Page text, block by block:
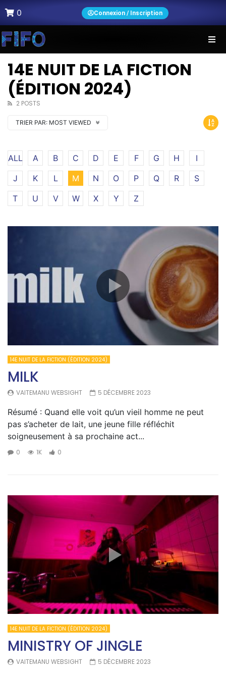
0 Connexion / Inscription
14E NUIT DE LA FICTION
(ÉDITION 2024)
2 POSTS
TRIER PAR: MOST VIEWED
ALL A B C D E F G H
I
J
K L M N O P Q R
S
T
U V W X Y Z
14E NUIT DE LA FICTION (ÉDITION 2024)
MILK
VAITEMANU WEBSIGHT 5 DÉCEMBRE 2023
Résumé : Quand elle voit qu’un vieil homme ne peut
pas s’acheter de lait, une jeune fille réfléchit
soigneusement à sa prochaine act...
0 1K 0
14E NUIT DE LA FICTION (ÉDITION 2024)
MINISTRY OF JINGLE
VAITEMANU WEBSIGHT 5 DÉCEMBRE 2023